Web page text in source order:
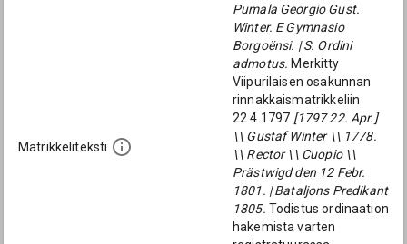
Matrikkeliteksti
Pumala Georgio Gust.
Winter. E Gymnasio
Borgoënsi. | S. Ordini
admotus. Merkitty
Viipurilaisen osakunnan
rinnakkaismatrikkeliin
22.4.1797 [1797 22. Apr.]
\\ Gustaf Winter \\ 1778.
\\ Rector \\ Cuopio \\
Prästwigd den 12 Febr.
1801. | Bataljons Predikant
1805. Todistus ordinaation
hakemista varten